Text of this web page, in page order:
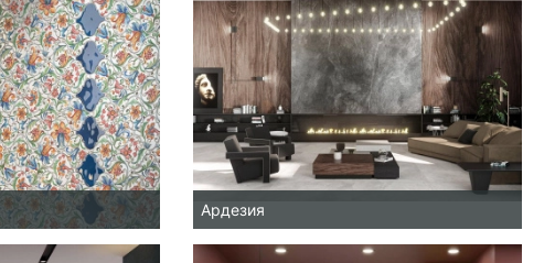
Ардезия